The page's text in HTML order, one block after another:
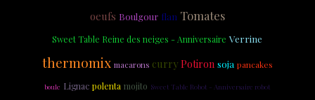
oeufs Boulgour flan Tomates
Sweet Table Reine des neiges - Anniversaire Verrine
thermomix macarons curry Potiron soja pancakes
boule Lignac polenta mojito Sweet Table Robot - Anniversaire robot